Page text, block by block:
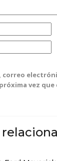
correo
vez que